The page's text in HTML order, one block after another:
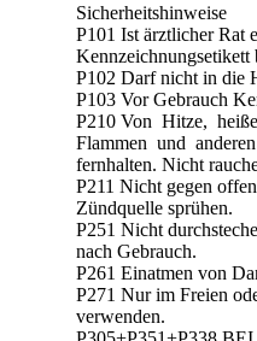
Sicherheitshinweise
P101 Ist ärztlicher Rat
Kennzeichnungsetikett
P102 Darf nicht in die
P103 Vor Gebrauch
P210 Von Hitze,
Flammen und
fernhalten. Nicht
P211 Nicht gegen
Zündquelle sprühen.
P251 Nicht
nach Gebrauch.
P261 Einatmen von
P271 Nur im Freien
verwenden.